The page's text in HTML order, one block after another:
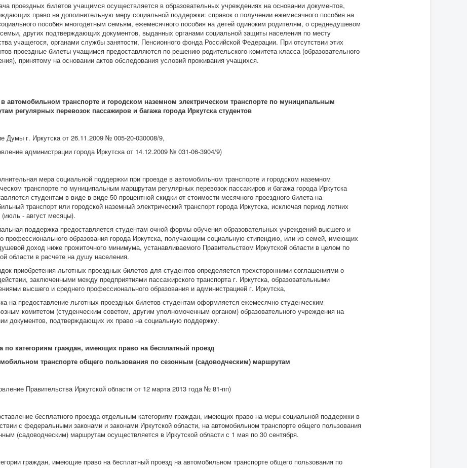
проездных билетов учащимся осуществляется в образовательных учреждениях на основании документов,
право на дополнительную меру социальной поддержки: справок о получении ежемесячного пособия на
пособия многодетным семьям, ежемесячного пособия на детей одиноким родителям, о среднедушевом
других подтверждающих документов, выданных органами социальной защиты населения по месту
учащегося, органами службы занятости, Пенсионного фонда Российской Федерации. При отсутствии этих
проездные билеты учащимся предоставляются по решению родительского комитета класса (образовательного
принятому на основании актов обследования условий проживания учащихся.
автомобильном транспорте и городском наземном электрическом транспорте по муниципальным
регулярных перевозок пассажиров и багажа города Иркутска студентов
Думы г. Иркутска от 26.11.2009 № 005-20-030008/9,
администрации города Иркутска от 14.12.2009 № 031-06-3904/9)
мера социальной поддержки при проезде в автомобильном транспорте и городском наземном
транспорте по муниципальным маршрутам регулярных перевозок пассажиров и багажа города Иркутска
студентам в виде в виде 50-процентной скидки от стоимости месячного проездного билета на
транспорт или городской наземный электрический транспорт города Иркутска, исключая период летних
(июль - август месяцы).
поддержка предоставляется студентам очной формы обучения образовательных учреждений высшего и
профессионального образования города Иркутска, получающим социальную стипендию, или из семей, имеющих
доход ниже прожиточного минимума, устанавливаемого Правительством Иркутской области в целом по
области в расчете на душу населения.
приобретения льготных проездных билетов для студентов определяется трехсторонними соглашениями о
заключенными между предприятиями пассажирского транспорта г. Иркутска, образовательными
высшего и среднего профессионального образования и администрацией г. Иркутска,
на предоставление льготных проездных билетов студентам оформляется ежемесячно студенческим
комитетом (студенческим советом, другим уполномоченным органом) образовательного учреждения на
документов, подтверждающих их право на социальную поддержку.
по категориям граждан, имеющих право на бесплатный проезд
транспорте общего пользования по сезонным (садоводческим) маршрутам
Правительства Иркутской области от 12 марта 2013 года № 81-пп)
бесплатного проезда отдельным категориям граждан, имеющих право на меры социальной поддержки в
с федеральными законами и законами Иркутской области, на автомобильном транспорте общего пользования
(садоводческим) маршрутам осуществляется в Иркутской области с 1 мая по 30 сентября.
граждан, имеющие право на бесплатный проезд на автомобильном транспорте общего пользования по